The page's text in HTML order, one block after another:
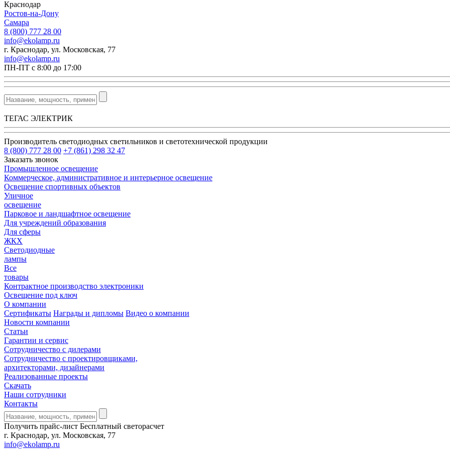
Краснодар
Ростов-на-Дону
Самара
8 (800) 777 28 00
info@ekolamp.ru
г. Краснодар, ул. Московская, 77
info@ekolamp.ru
ПН-ПТ с 8:00 до 17:00
ТЕГАС ЭЛЕКТРИК
Производитель светодиодных светильников и светотехнической продукции
8 (800) 777 28 00 +7 (861) 298 32 47
Заказать звонок
Промышленное освещение
Коммерческое, административное и интерьерное освещение
Освещение спортивных объектов
Уличное
освещение
Парковое и ландшафтное освещение
Для учреждений образования
Для сферы
ЖКХ
Светодиодные
лампы
Все
товары
Контрактное производство электроники
Освещение под ключ
О компании
Сертификаты Награды и дипломы Видео о компании
Новости компании
Статьи
Гарантии и сервис
Сотрудничество с дилерами
Сотрудничество с проектировщиками,
архитекторами, дизайнерами
Реализованные проекты
Скачать
Наши сотрудники
Контакты
Получить прайс-лист Бесплатный светорасчет
г. Краснодар, ул. Московская, 77
info@ekolamp.ru